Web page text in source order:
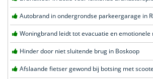
Autobrand in ondergrondse parkeergarage in
Hinder door niet sluitende brug in Boskoop